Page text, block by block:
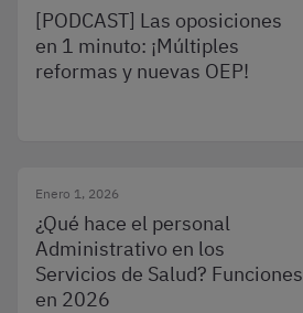
[PODCAST] Las oposiciones
en 1 minuto: ¡Múltiples
reformas y nuevas OEP!
Enero 1, 2026
¿Qué hace el personal
Administrativo en los
Servicios de Salud? Funciones
en 2026